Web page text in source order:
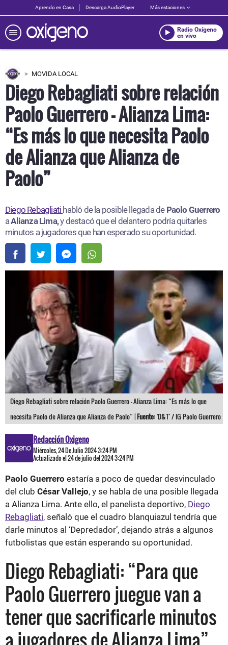
Aprendo en Casa Descarga AudioPlayer Más estaciones
Radio Oxígeno
en vivo
MOVIDA LOCAL
Diego Rebagliati sobre relación
Paolo Guerrero - Alianza Lima:
“Es más lo que necesita Paolo
de Alianza que Alianza de
Paolo”
Diego Rebagliati habló de la posible llegada de Paolo Guerrero
aAlianza Lima,y destacó que el delantero podría quitarles
minutos a jugadores que han esperado su oportunidad.
Diego Rebagliati sobre relación Paolo Guerrero - Alianza Lima: “Es más lo que
necesita Paolo de Alianza que Alianza de Paolo” |Fuente:'D&T' / IG Paolo Guerrero
Redacción Oxigeno
Miércoles, 24 De Julio 2024 3:24 PM
Actualizado el 24 de julio del 2024 3:24 PM
Paolo Guerrero estaría a poco de quedar desvinculado
del club César Vallejo, y se habla de una posible llegada
a Alianza Lima. Ante ello, el panelista deportivo, Diego
Rebagliati, señaló que el cuadro blanquiazul tendría que
darle minutos al ‘Depredador’, dejando atrás a algunos
futbolistas que están esperando su oportunidad.
Diego Rebagliati: “Para que
Paolo Guerrero juegue van a
tener que sacrificarle minutos
a jugadores de Alianza Lima”